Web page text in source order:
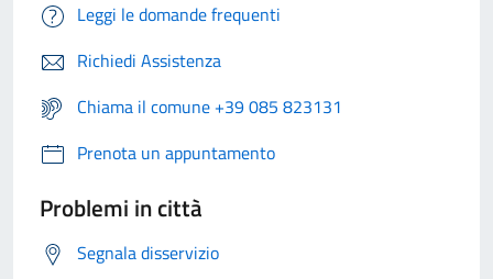
Leggi le domande frequenti
Richiedi Assistenza
Chiama il comune +39 085 823131
Prenota un appuntamento
Problemi in città
Segnala disservizio